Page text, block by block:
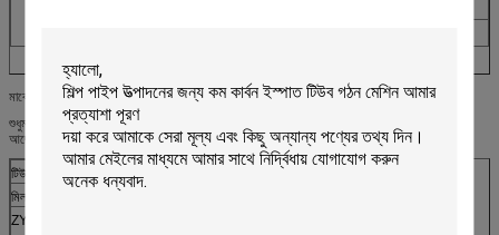
মার্কেটের চাহিদা অনুসারে আমরা blew হিসাবে আদর্শ মডেল দেওয়া হয়, এবং এই আপনার রেফারেন্সের জন্য হয়
শুধুমাত্র, উৎপাদন পরিসীমা এবং প্রধান প্রযুক্তিগত সামঞ্জস্যপূর্ণ হতে পারে আপনার কোম্পানির বিশেষ প্রয়োজন
আছে।
টিউব গঠন মেশিন স্পেসিফিকেসন
মিল মডেল
ZY-16